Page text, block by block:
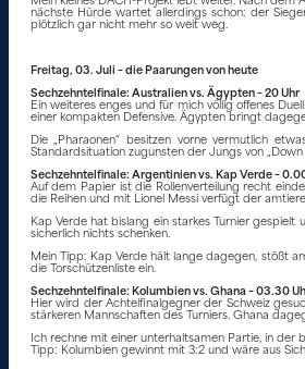
nächste Hürde wartet allerdings schon: der
plötzlich gar nicht mehr so weit weg.
Freitag, 03. Juli – die Paarungen von heute
Sechzehntelfinale: Australien vs. Ägypten – 20 Uhr
Ein weiteres enges und für mich völlig offenes
einer kompakten Defensive. Ägypten bringt
Die „Pharaonen“ besitzen vorne vermutlich
Standardsituation zugunsten der Jungs von
Sechzehntelfinale: Argentinien vs. Kap Verde –
Auf dem Papier ist die Rollenverteilung recht
die Reihen und mit Lionel Messi verfügt der
Kap Verde hat bislang ein starkes Turnier
sicherlich nichts schenken.
Mein Tipp: Kap Verde hält lange dagegen, stößt
die Torschützenliste ein.
Sechzehntelfinale: Kolumbien vs. Ghana – 03.30
Hier wird der Achtelfinalgegner der Schweiz
stärkeren Mannschaften des Turniers. Ghana
Ich rechne mit einer unterhaltsamen Partie, in der
Tipp: Kolumbien gewinnt mit 3:2 und wäre aus